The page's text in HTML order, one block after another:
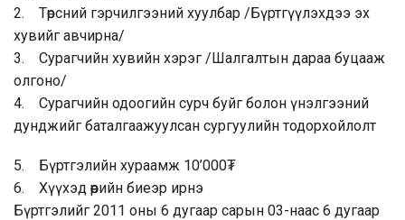
2. Төрсний гэрчилгээний хуулбар /Бүртгүүлэхдээ эх
хувийг авчирна/
3. Сурагчийн хувийн хэрэг /Шалгалтын дараа буцааж
олгоно/
4. Сурагчийн одоогийн сурч буйг болон үнэлгээний
дунджийг баталгаажуулсан сургуулийн тодорхойлолт
5. Бүртгэлийн хураамж 10’000₮
6. Хүүхэд өөрийн биеэр ирнэ
Бүртгэлийг 2011 оны 6 дугаар сарын 03-наас 6 дугаар